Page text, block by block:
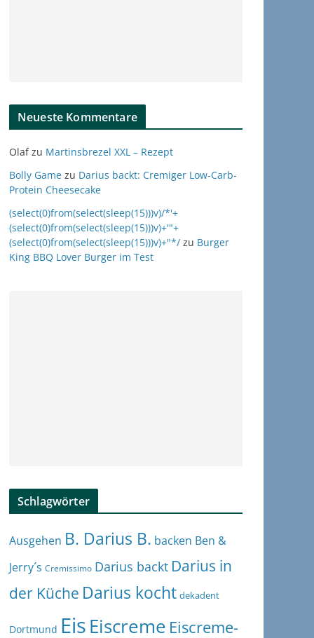
Neueste Kommentare
Olafzu Martinsbrezel XXL – Rezept
Bolly Game zu Darius backt: Cremiger Low-Carb-
Protein Cheesecake
(select(0)from(select(sleep(15)))v)/*'+
(select(0)from(select(sleep(15)))v)+'"+
(select(0)from(select(sleep(15)))v)+"*/ zu Burger
King BBQ Lover Burger im Test
Schlagwörter
Ausgehen B. Darius B. backen Ben &
Jerry´s Cremissimo Darius backt Darius in
der Küche Darius kocht dekadent
Dortmund EisEiscreme Eiscreme-